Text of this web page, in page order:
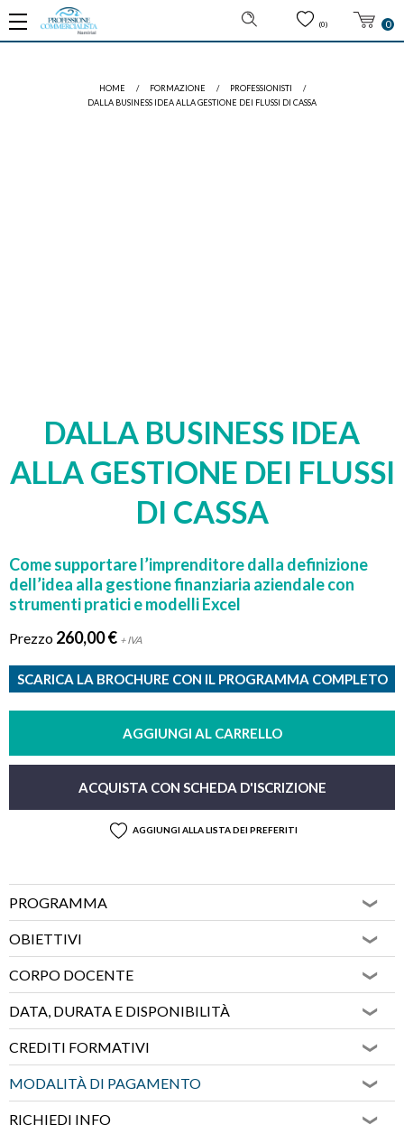
(0) 0
HOME / FORMAZIONE / PROFESSIONISTI
/
DALLA BUSINESS IDEA ALLA GESTIONE DEI FLUSSI DI CASSA
DALLA BUSINESS IDEA
ALLA GESTIONE DEI FLUSSI
DI CASSA
Come supportare l’imprenditore dalla definizione
dell’idea alla gestione finanziaria aziendale con
strumenti pratici e modelli Excel
Prezzo 260,00 € + IVA
SCARICA LA BROCHURE CON IL PROGRAMMA COMPLETO
AGGIUNGI AL CARRELLO
ACQUISTA CON SCHEDA D'ISCRIZIONE
AGGIUNGI ALLA LISTA DEI PREFERITI
PROGRAMMA
OBIETTIVI
CORPO DOCENTE
DATA, DURATA E DISPONIBILITÀ
CREDITI FORMATIVI
MODALITÀ DI PAGAMENTO
RICHIEDI INFO